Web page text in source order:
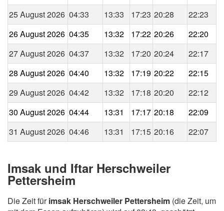
25 August 2026 04:33 13:33 17:23 20:28
22:23
26 August 2026 04:35 13:32 17:22 20:26
22:20
27 August 2026 04:37 13:32 17:20 20:24
22:17
28 August 2026 04:40 13:32 17:19 20:22
22:15
29 August 2026 04:42 13:32 17:18 20:20
22:12
30 August 2026 04:44 13:31 17:17 20:18
22:09
31 August 2026 04:46 13:31 17:15 20:16 22:07
Imsak und Iftar Herschweiler
Pettersheim
Die Zeit fürimsak Herschweiler Pettersheim (die Zeit, um